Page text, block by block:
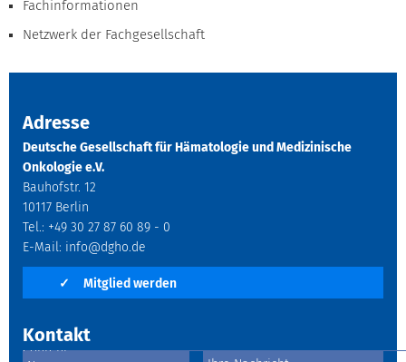
Fachinformationen
Netzwerk der Fachgesellschaft
Adresse
Deutsche Gesellschaft für Hämatologie und Medizinische
Onkologie e.V.
Bauhofstr. 12
10117 Berlin
Tel.: +49 30 27 87 60 89 - 0
E-Mail: info@dgho.de
✓ Mitglied werden
Kontakt